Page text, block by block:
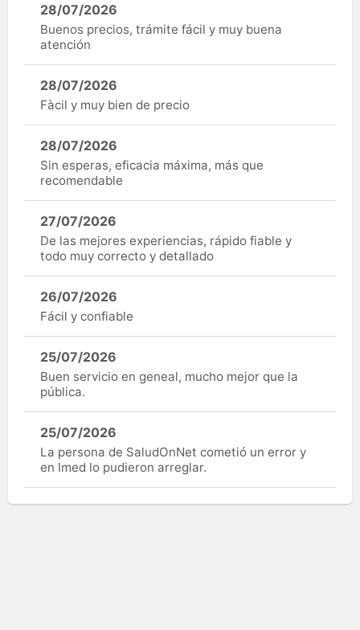
28/07/2026
Buenos precios, trámite fácil y muy buena
atención
28/07/2026
Fàcil y muy bien de precio
28/07/2026
Sin esperas, eficacia máxima, más que
recomendable
27/07/2026
De las mejores experiencias, rápido fiable y
todo muy correcto y detallado
26/07/2026
Fácil y confiable
25/07/2026
Buen servicio en geneal, mucho mejor que la
pública.
25/07/2026
La persona de SaludOnNet cometió un error y
en Imed lo pudieron arreglar.